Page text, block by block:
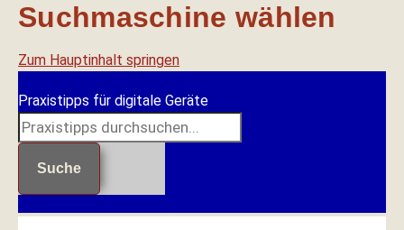
Suchmaschine wählen
Zum Hauptinhalt springen
Praxistipps für digitale Geräte
Suche